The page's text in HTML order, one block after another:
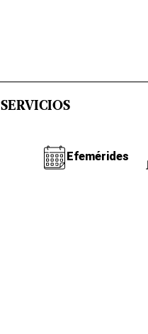
SERVICIOS
Efemérides